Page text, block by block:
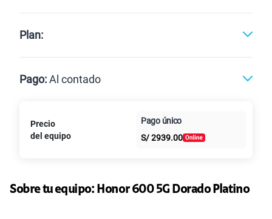
Plan:
Paga solo
25GBen alta velocidad
S/
Paga solo S/ 49.90
Pago:Al contado
Al contado Cuotas Claro
intereses
Precio
del equipo
Pago único
S/2939.00
Sobre tu equipo: Honor 600 5G Dorado Platino